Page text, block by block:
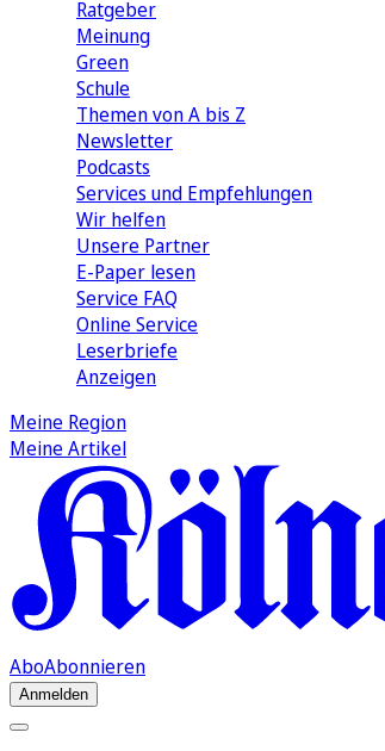
Ratgeber
Meinung
Green
Schule
Themen von A bis Z
Newsletter
Podcasts
Services und Empfehlungen
Wir helfen
Unsere Partner
E-Paper lesen
Service FAQ
Online Service
Leserbriefe
Anzeigen
Meine Region
Meine Artikel
AboAbonnieren
Anmelden